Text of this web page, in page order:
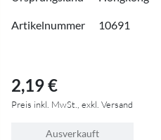
Artikelnummer 10691
2,19 €
Preis inkl. MwSt., exkl. Versand
Ausverkauft